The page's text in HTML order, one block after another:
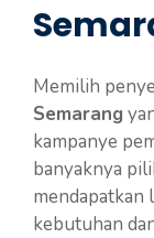
Memilih
Semarang
kampanye
banyaknya
mendapatkan
kebutuhan